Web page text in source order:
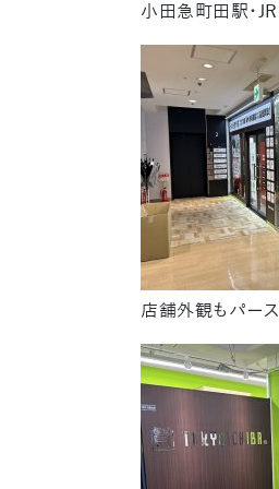
小田急町田駅・
店舗外観もパー